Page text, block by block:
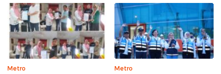
Metro Metro